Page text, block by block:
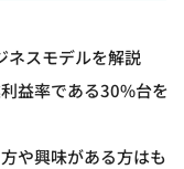
ネスモデルを解説
益率である30%台を
や興味がある方はも